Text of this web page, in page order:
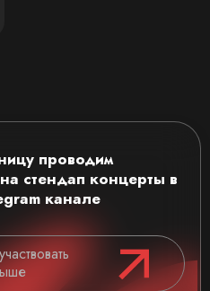
проводим
стендап концерты в
канале